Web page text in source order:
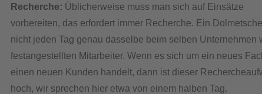
Recherche: Üblicherweise muss man sich auf Einsätze
vorbereiten, das erfordert immer Recherche. Ein
nicht jeden Tag genau dasselbe beim selben Unternehmen
festangestellten Mitarbeiter. Wenn es sich um ein neues
einen neuen Kunden handelt, dann ist dieser
hoch, wir sprechen hier etwa von einem halben Tag.